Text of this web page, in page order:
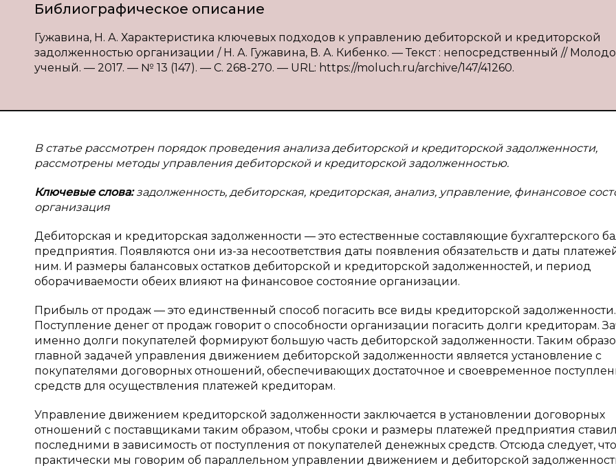
Библиографическое описание
Гужавина, Н. А. Характеристика ключевых подходов к управлению дебиторской и кредиторской
задолженностью организации / Н. А. Гужавина, В. А. Кибенко. — Текст : непосредственный //
ученый. — 2017. — № 13 (147). — С. 268-270. — URL: https://moluch.ru/archive/147/41260.
В статье рассмотрен порядок проведения анализа дебиторской и кредиторской задолженности,
рассмотрены методы управления дебиторской и кредиторской задолженностью.
Ключевые слова:задолженность, дебиторская, кредиторская, анализ, управление, финансовое
организация
Дебиторская и кредиторская задолженности — это естественные составляющие бухгалтерского
предприятия. Появляются они из-за несоответствия даты появления обязательств и даты
ним. И размеры балансовых остатков дебиторской и кредиторской задолженностей, и период
оборачиваемости обеих влияют на финансовое состояние организации.
Прибыль от продаж — это единственный способ погасить все виды кредиторской задолженности.
Поступление денег от продаж говорит о способности организации погасить долги кредиторам.
именно долги покупателей формируют большую часть дебиторской задолженности. Таким
главной задачей управления движением дебиторской задолженности является установление с
покупателями договорных отношений, обеспечивающих достаточное и своевременное
средств для осуществления платежей кредиторам.
Управление движением кредиторской задолженности заключается в установлении договорных
отношений с поставщиками таким образом, чтобы сроки и размеры платежей предприятия
последними в зависимость от поступления от покупателей денежных средств. Отсюда следует, что
практически мы говорим об параллельном управлении движением и дебиторской